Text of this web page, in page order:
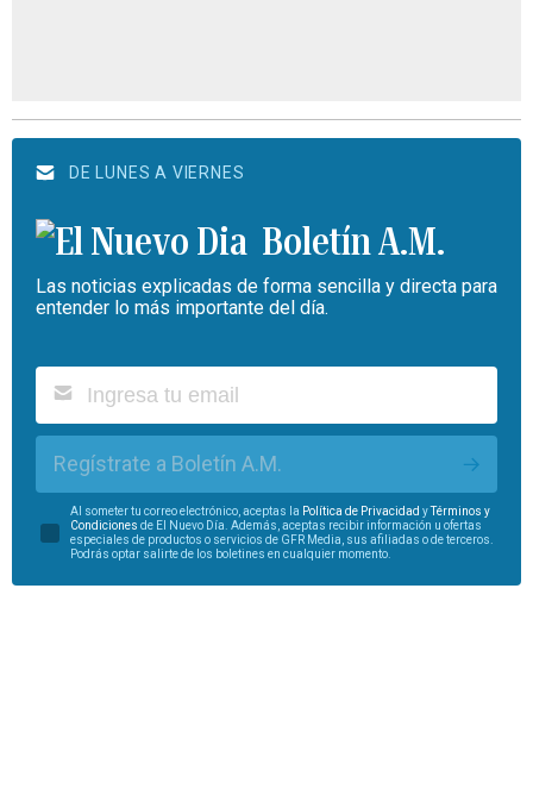
DE LUNES A VIERNES
Boletín A.M.
Las noticias explicadas de forma sencilla y directa para
entender lo más importante del día.
Regístrate a Boletín A.M.
Al someter tu correo electrónico, aceptas la Política de Privacidad yTérminos y
Condiciones de El Nuevo Día. Además, aceptas recibir información u ofertas
especiales de productos o servicios de GFR Media, sus afiliadas o de terceros.
Podrás optar salirte de los boletines en cualquier momento.